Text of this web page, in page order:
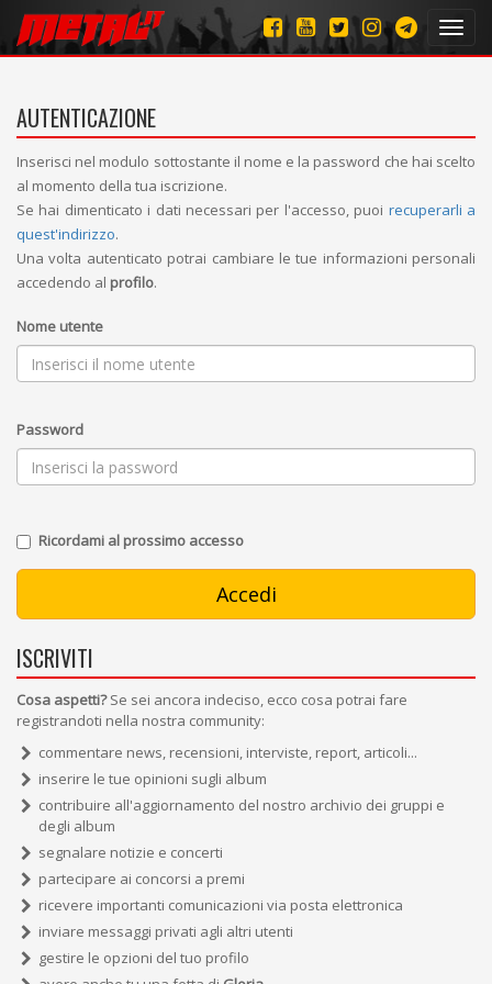
AUTENTICAZIONE
Inserisci nel modulo sottostante il nome e la password che hai scelto
al momento della tua iscrizione.
Se hai dimenticato i dati necessari per l'accesso, puoi recuperarli a
quest'indirizzo.
Una volta autenticato potrai cambiare le tue informazioni personali
accedendo al profilo.
Nome utente
Password
Ricordami al prossimo accesso
ISCRIVITI
Cosa aspetti?Se sei ancora indeciso, ecco cosa potrai fare
registrandoti nella nostra community:
commentare news, recensioni, interviste, report, articoli...
inserire le tue opinioni sugli album
contribuire all'aggiornamento del nostro archivio dei gruppi e
degli album
segnalare notizie e concerti
partecipare ai concorsi a premi
ricevere importanti comunicazioni via posta elettronica
inviare messaggi privati agli altri utenti
gestire le opzioni del tuo profilo